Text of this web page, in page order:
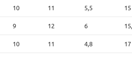
10 11 5,5 15
9 12 6
10 11 4,8 17